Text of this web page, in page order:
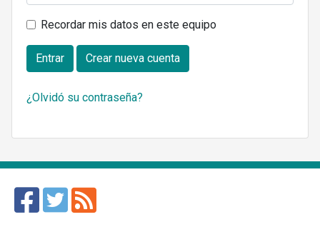
Recordar mis datos en este equipo
Entrar Crear nueva cuenta
¿Olvidó su contraseña?